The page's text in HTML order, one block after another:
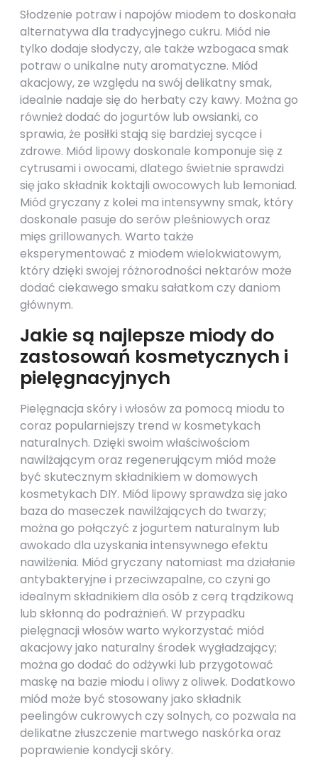
Słodzenie potraw i napojów miodem to doskonała
alternatywa dla tradycyjnego cukru. Miód nie
tylko dodaje słodyczy, ale także wzbogaca smak
potraw o unikalne nuty aromatyczne. Miód
akacjowy, ze względu na swój delikatny smak,
idealnie nadaje się do herbaty czy kawy. Można go
również dodać do jogurtów lub owsianki, co
sprawia, że posiłki stają się bardziej sycące i
zdrowe. Miód lipowy doskonale komponuje się z
cytrusami i owocami, dlatego świetnie sprawdzi
się jako składnik koktajli owocowych lub lemoniad.
Miód gryczany z kolei ma intensywny smak, który
doskonale pasuje do serów pleśniowych oraz
mięs grillowanych. Warto także
eksperymentować z miodem wielokwiatowym,
który dzięki swojej różnorodności nektarów może
dodać ciekawego smaku sałatkom czy daniom
głównym.
Jakie są najlepsze miody do
zastosowań kosmetycznych i
pielęgnacyjnych
Pielęgnacja skóry i włosów za pomocą miodu to
coraz popularniejszy trend w kosmetykach
naturalnych. Dzięki swoim właściwościom
nawilżającym oraz regenerującym miód może
być skutecznym składnikiem w domowych
kosmetykach DIY. Miód lipowy sprawdza się jako
baza do maseczek nawilżających do twarzy;
można go połączyć z jogurtem naturalnym lub
awokado dla uzyskania intensywnego efektu
nawilżenia. Miód gryczany natomiast ma działanie
antybakteryjne i przeciwzapalne, co czyni go
idealnym składnikiem dla osób z cerą trądzikową
lub skłonną do podrażnień. W przypadku
pielęgnacji włosów warto wykorzystać miód
akacjowy jako naturalny środek wygładzający;
można go dodać do odżywki lub przygotować
maskę na bazie miodu i oliwy z oliwek. Dodatkowo
miód może być stosowany jako składnik
peelingów cukrowych czy solnych, co pozwala na
delikatne złuszczenie martwego naskórka oraz
poprawienie kondycji skóry.